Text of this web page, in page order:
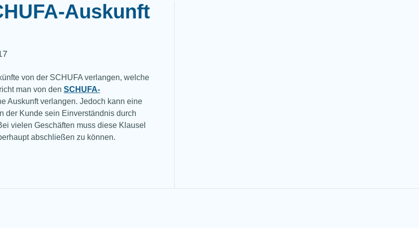
Auskunft
von der SCHUFA verlangen, welche
man von den SCHUFA-
Auskunft verlangen. Jedoch kann eine
der Kunde sein Einverständnis durch
vielen Geschäften muss diese Klausel
abschließen zu können.